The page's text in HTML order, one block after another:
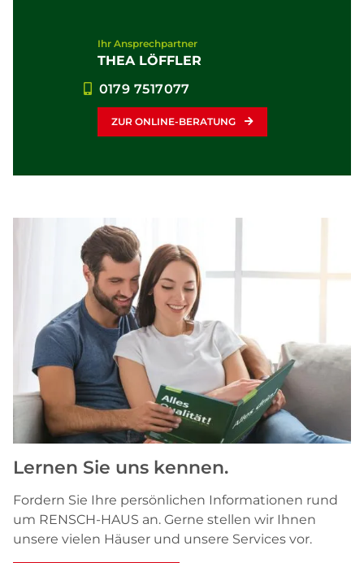
Ihr Ansprechpartner
THEA LÖFFLER
0179 7517077
ZUR ONLINE-BERATUNG
Lernen Sie uns kennen.
Fordern Sie Ihre persönlichen Informationen rund
um RENSCH-HAUS an. Gerne stellen wir Ihnen
unsere vielen Häuser und unsere Services vor.